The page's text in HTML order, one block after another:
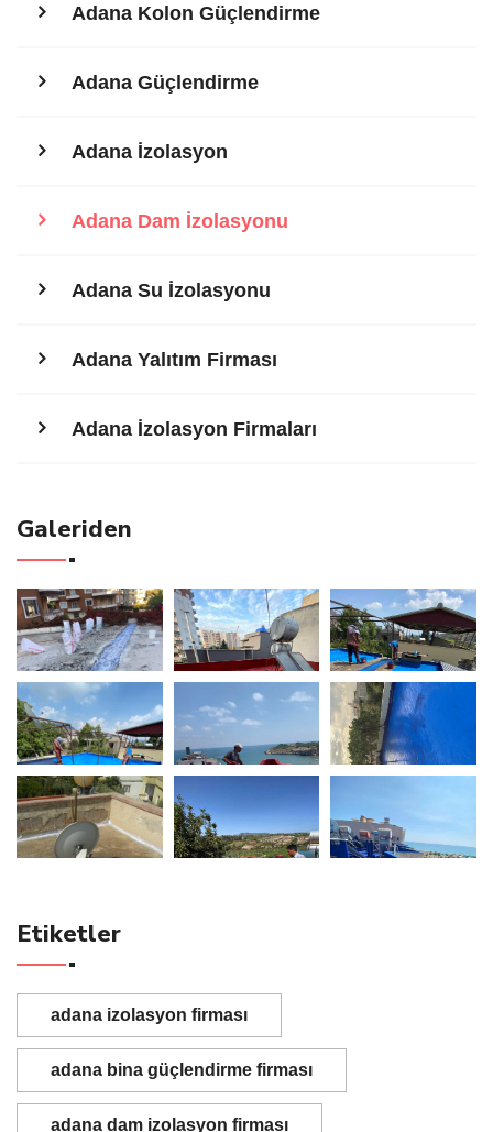
Adana Kolon Güçlendirme
Adana Güçlendirme
Adana İzolasyon
Adana Dam İzolasyonu
Adana Su İzolasyonu
Adana Yalıtım Firması
Adana İzolasyon Firmaları
Galeriden
Etiketler
adana izolasyon firması
adana bina güçlendirme firması
adana dam izolasyon firması